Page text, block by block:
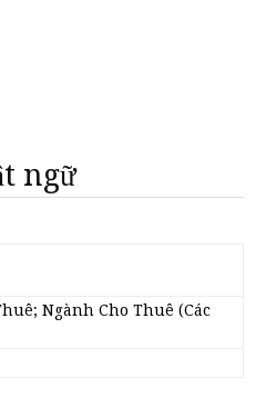
ngữ
Ngành Cho Thuê (Các